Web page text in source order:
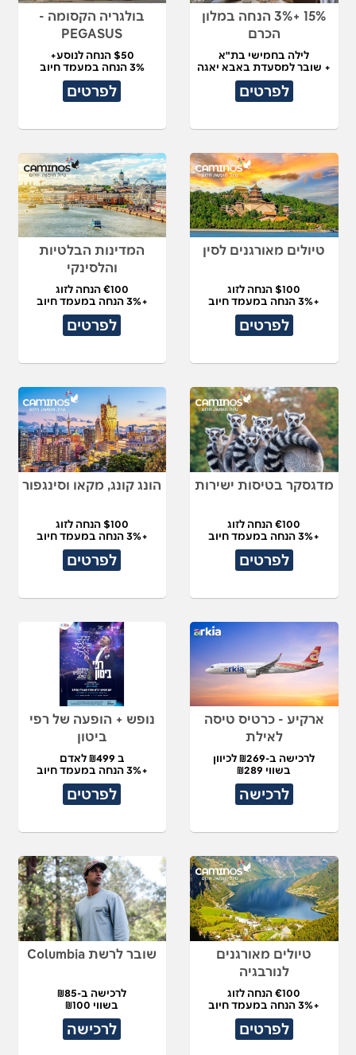
15% +3% הנחה במלון
הכרם
לילה בחמישי בת"א
+ שובר למסעדת באבא יאגה
לפרטים
בולגריה הקסומה -
PEGASUS
$50 הנחה לנוסע+
3% הנחה במעמד חיוב
לפרטים
טיולים מאורגנים לסין
$100 הנחה לזוג
+3% הנחה במעמד חיוב
לפרטים
המדינות הבלטיות
והלסינקי
€100 הנחה לזוג
+3% הנחה במעמד חיוב
לפרטים
מדגסקר בטיסות ישירות
€100 הנחה לזוג
+3% הנחה במעמד חיוב
לפרטים
הונג קונג, מקאו וסינגפור
$100 הנחה לזוג
+3% הנחה במעמד חיוב
לפרטים
ארקיע - כרטיס טיסה
לאילת
לרכישה ב-₪269 לכיוון
בשווי ₪289
לרכישה
נופש + הופעה של רפי
ביטון
ב ₪499 לאדם
+3% הנחה במעמד חיוב
לפרטים
טיולים מאורגנים
לנורבגיה
€100 הנחה לזוג
+3% הנחה במעמד חיוב
לפרטים
שובר לרשת Columbia
לרכישה ב-₪85
בשווי ₪100
לרכישה